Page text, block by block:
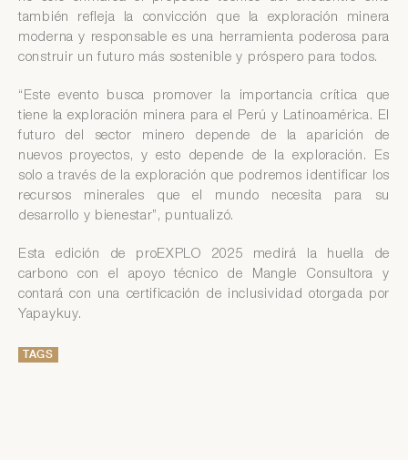
también refleja la convicción que la exploración minera
moderna y responsable es una herramienta poderosa para
construir un futuro más sostenible y próspero para todos.
“Este evento busca promover la importancia crítica que
tiene la exploración minera para el Perú y Latinoamérica. El
futuro del sector minero depende de la aparición de
nuevos proyectos, y esto depende de la exploración. Es
solo a través de la exploración que podremos identificar los
recursos minerales que el mundo necesita para su
desarrollo y bienestar”, puntualizó.
Esta edición de proEXPLO 2025 medirá la huella de
carbono con el apoyo técnico de Mangle Consultora y
contará con una certificación de inclusividad otorgada por
Yapaykuy.
TAGS